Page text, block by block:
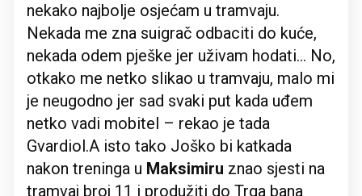
nekako najbolje osjećam u tramvaju.
Nekada me zna suigrač odbaciti do kuće,
nekada odem pješke jer uživam hodati… No,
otkako me netko slikao u tramvaju, malo mi
je neugodno jer sad svaki put kada uđem
netko vadi mobitel – rekao je tada
Gvardiol.A isto tako Joško bi katkada
nakon treninga u Maksimiru znao sjesti na
tramvaj broj 11 i produžiti do Trga bana